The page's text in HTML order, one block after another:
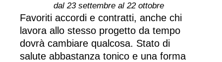
dal 23 settembre al 22 ottobre
Favoriti accordi e contratti, anche chi
lavora allo stesso progetto da tempo
dovrà cambiare qualcosa. Stato di
salute abbastanza tonico e una forma